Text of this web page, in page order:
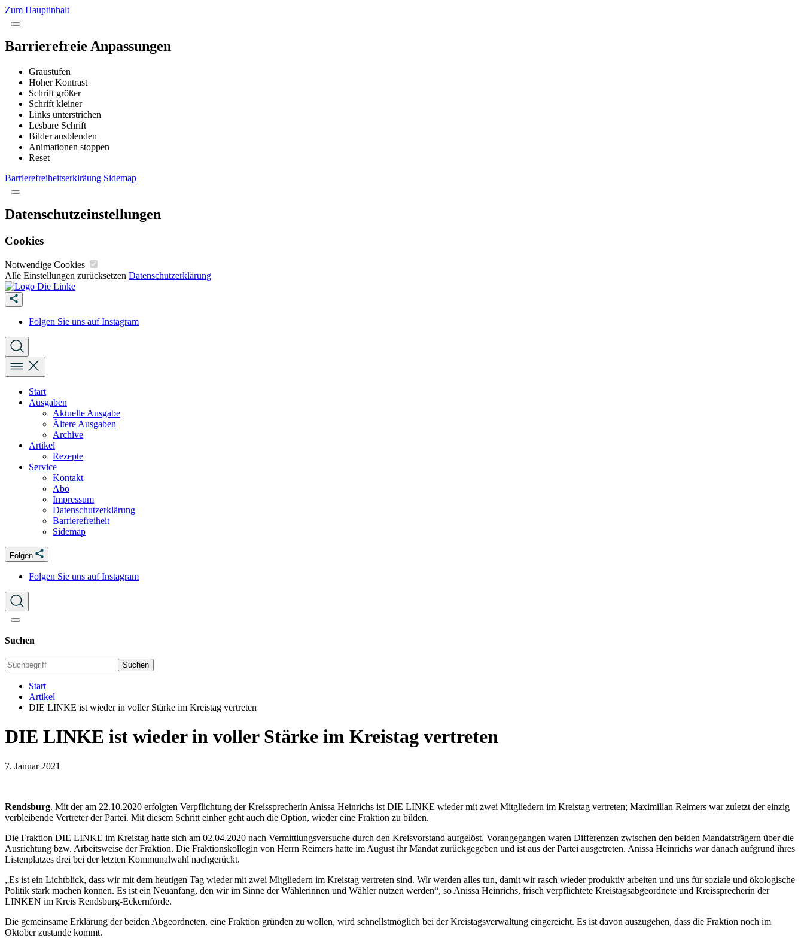
Zum Hauptinhalt
Barrierefreie Anpassungen
Graustufen
Hoher Kontrast
Schrift größer
Schrift kleiner
Links unterstrichen
Lesbare Schrift
Bilder ausblenden
Animationen stoppen
Reset
Barrierefreiheitserklräung Sidemap
Datenschutzeinstellungen
Cookies
Notwendige Cookies
Alle Einstellungen zurücksetzen Datenschutzerklärung
Folgen Sie uns auf Instagram
Start
Ausgaben
Aktuelle Ausgabe
Ältere Ausgaben
Archive
Artikel
Rezepte
Service
Kontakt
Abo
Impressum
Datenschutzerklärung
Barrierefreiheit
Sidemap
Folgen
Folgen Sie uns auf Instagram
Suchen
Suchen
Start
Artikel
DIE LINKE ist wieder in voller Stärke im Kreistag vertreten
DIE LINKE ist wieder in voller Stärke im Kreistag vertreten
7. Januar 2021
Rendsburg. Mit der am 22.10.2020 erfolgten Verpflichtung der Kreissprecherin Anissa Heinrichs ist DIE LINKE wieder mit zwei Mitgliedern im Kreistag vertreten; Maximilian Reimers war zuletzt der einzig
verbleibende Vertreter der Partei. Mit diesem Schritt einher geht auch die Option, wieder eine Fraktion zu bilden.
Die Fraktion DIE LINKE im Kreistag hatte sich am 02.04.2020 nach Vermittlungsversuche durch den Kreisvorstand aufgelöst. Vorangegangen waren Differenzen zwischen den beiden Mandatsträgern über die
Ausrichtung bzw. Arbeitsweise der Fraktion. Die Fraktionskollegin von Herrn Reimers hatte im August ihr Mandat zurückgegeben und ist aus der Partei ausgetreten. Anissa Heinrichs war danach aufgrund ihres
Listenplatzes drei bei der letzten Kommunalwahl nachgerückt.
„Es ist ein Lichtblick, dass wir mit dem heutigen Tag wieder mit zwei Mitgliedern im Kreistag vertreten sind. Wir werden alles tun, damit wir rasch wieder produktiv arbeiten und uns für soziale und ökologische
Politik stark machen können. Es ist ein Neuanfang, den wir im Sinne der Wählerinnen und Wähler nutzen werden“, so Anissa Heinrichs, frisch verpflichtete Kreistagsabgeordnete und Kreissprecherin der
LINKEN im Kreis Rendsburg-Eckernförde.
Die gemeinsame Erklärung der beiden Abgeordneten, eine Fraktion gründen zu wollen, wird schnellstmöglich bei der Kreistagsverwaltung eingereicht. Es ist davon auszugehen, dass die Fraktion noch im
Oktober zustande kommt.